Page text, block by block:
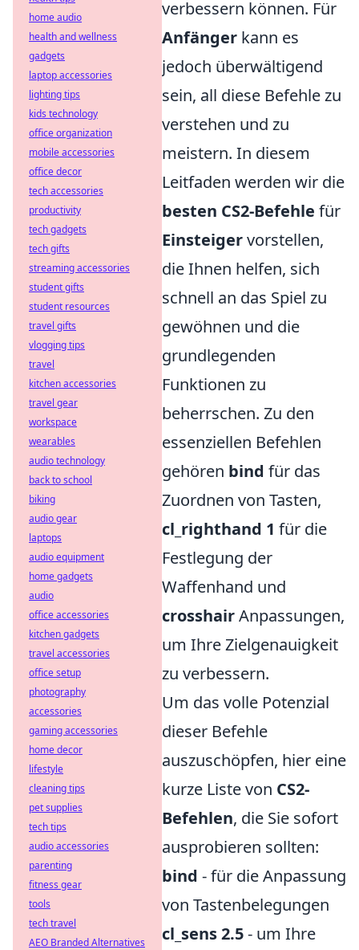
verbessern können. Für
Anfänger kann es
jedoch überwältigend
sein, all diese Befehle zu
verstehen und zu
meistern. In diesem
Leitfaden werden wir die
besten CS2-Befehle für
Einsteigervorstellen,
die Ihnen helfen, sich
schnell an das Spiel zu
gewöhnen und die
grundlegenden
Funktionen zu
beherrschen. Zu den
essenziellen Befehlen
gehören bind für das
Zuordnen von Tasten,
cl_righthand 1 für die
Festlegung der
Waffenhand und
crosshairAnpassungen,
um Ihre Zielgenauigkeit
zu verbessern.
Um das volle Potenzial
dieser Befehle
auszuschöpfen, hier eine
kurze Liste von CS2-
Befehlen, die Sie sofort
ausprobieren sollten:
bind - für die Anpassung
von Tastenbelegungen
cl_sens 2.5- um Ihre
home audio
health and wellness
gadgets
laptop accessories
lighting tips
kids technology
office organization
mobile accessories
office decor
tech accessories
productivity
tech gadgets
tech gifts
streaming accessories
student gifts
student resources
travel gifts
vlogging tips
travel
kitchen accessories
travel gear
workspace
wearables
audio technology
back to school
biking
audio gear
laptops
audio equipment
home gadgets
audio
office accessories
kitchen gadgets
travel accessories
office setup
photography
accessories
gaming accessories
home decor
lifestyle
cleaning tips
pet supplies
tech tips
audio accessories
parenting
fitness gear
tools
tech travel
AEO Branded Alternatives